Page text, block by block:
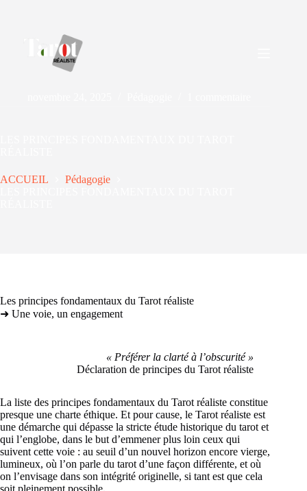
ACCUEIL
Pédagogie
Les principes fondamentaux du Tarot réaliste
➜ Une voie, un engagement
« Préférer la clarté à l’obscurité »
Déclaration de principes du Tarot réaliste
La liste des principes fondamentaux du Tarot réaliste constitue
presque une charte éthique. Et pour cause, le Tarot réaliste est
une démarche qui dépasse la stricte étude historique du tarot et
qui l’englobe, dans le but d’emmener plus loin ceux qui
suivent cette voie : au seuil d’un nouvel horizon encore vierge,
lumineux, où l’on parle du tarot d’une façon différente, et où
on l’envisage dans son intégrité originelle, si tant est que cela
soit pleinement possible.